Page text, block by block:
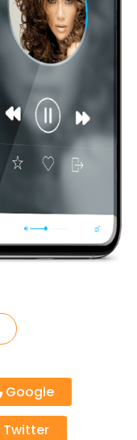
Google
Twitter